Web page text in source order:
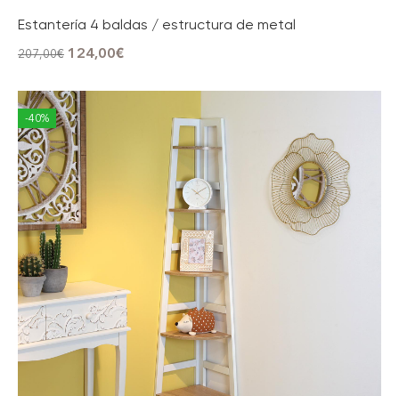
Estantería 4 baldas / estructura de metal
207,00€ 124,00€
-40%